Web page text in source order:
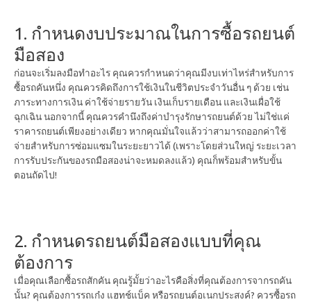
1. กำหนดงบประมาณในการซื้อรถยนต์
มือสอง
ก่อนจะเริ่มลงมือทำอะไร คุณควรกำหนดว่าคุณมีงบเท่าไหร่สำหรับการ
ซื้อรถคันหนึ่ง คุณควรคิดถึงการใช้เงินในชีวิตประจำวันอื่น ๆ ด้วย เช่น
ภาระทางการเงิน ค่าใช้จ่ายรายวัน เงินเก็บรายเดือน และเงินเผื่อใช้
ฉุกเฉิน นอกจากนี้ คุณควรคำนึงถึงค่าบำรุงรักษารถยนต์ด้วย ไม่ใช่แค่
ราคารถยนต์เพียงอย่างเดียว หากคุณมั่นใจแล้วว่าสามารถออกค่าใช้
จ่ายสำหรับการซ่อมแซมในระยะยาวได้ (เพราะโดยส่วนใหญ่ ระยะเวลา
การรับประกันของรถมือสองน่าจะหมดลงแล้ว) คุณก็พร้อมสำหรับขั้น
ตอนถัดไป!
2. กำหนดรถยนต์มือสองแบบที่คุณ
ต้องการ
เมื่อคุณเลือกซื้อรถสักคัน คุณรู้มั้ยว่าอะไรคือสิ่งที่คุณต้องการจากรถคัน
นั้น? คุณต้องการรถเก๋ง แฮทช์แบ็ค หรือรถยนต์อเนกประสงค์? ควรซื้อรถ